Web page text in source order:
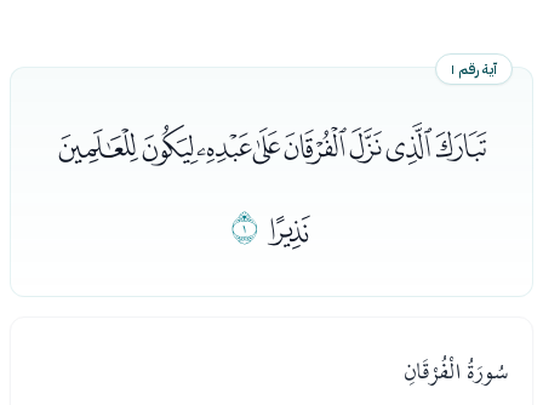
آية رقم ١
ﯔﯕﯖﯗﯘﯙﯚﯛ
ﯜﯝ
سُورَةُ الْفُرْقَانِ